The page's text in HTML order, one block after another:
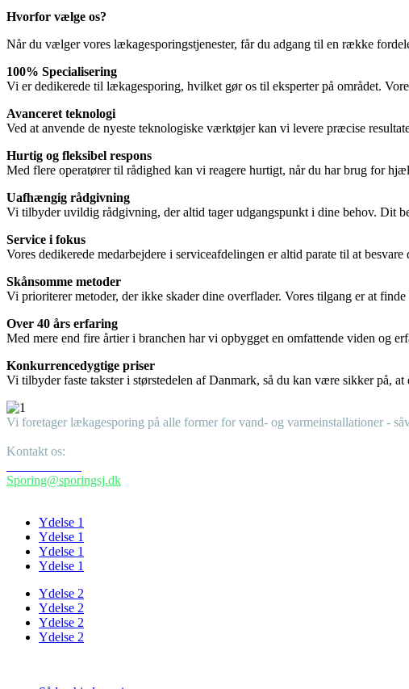
Hvorfor vælge os?
Når du vælger vores lækagesporingstjenester, får du adgang til en række
100% Specialisering
Vi er dedikerede til lækagesporing, hvilket gør os til eksperter på området.
Avanceret teknologi
Ved at anvende de nyeste teknologiske værktøjer kan vi levere præcise
Hurtig og fleksibel respons
Med flere operatører til rådighed kan vi reagere hurtigt, når du har brug for
Uafhængig rådgivning
Vi tilbyder uvildig rådgivning, der altid tager udgangspunkt i dine behov. Dit
Service i fokus
Vores dedikerede medarbejdere i serviceafdelingen er altid parate til at
Skånsomme metoder
Vi prioriterer metoder, der ikke skader dine overflader. Vores tilgang er at
Over 40 års erfaring
Med mere end fire årtier i branchen har vi opbygget en omfattende viden og
Konkurrencedygtige priser
Vi tilbyder faste takster i størstedelen af Danmark, så du kan være sikker på,
Vi foretager lækagesporing på alle former for vand- og varmeinstallationer -
Kontakt os:
Sporing@sporingsj.dk
Ydelse 1
Ydelse 1
Ydelse 1
Ydelse 1
Ydelse 2
Ydelse 2
Ydelse 2
Ydelse 2